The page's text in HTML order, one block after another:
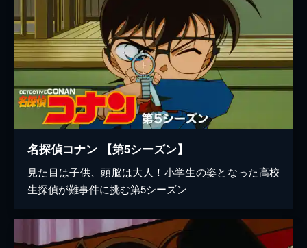
名探偵コナン 【第5シーズン】
見た目は子供、頭脳は大人！小学生の姿となった高校
生探偵が難事件に挑む第5シーズン